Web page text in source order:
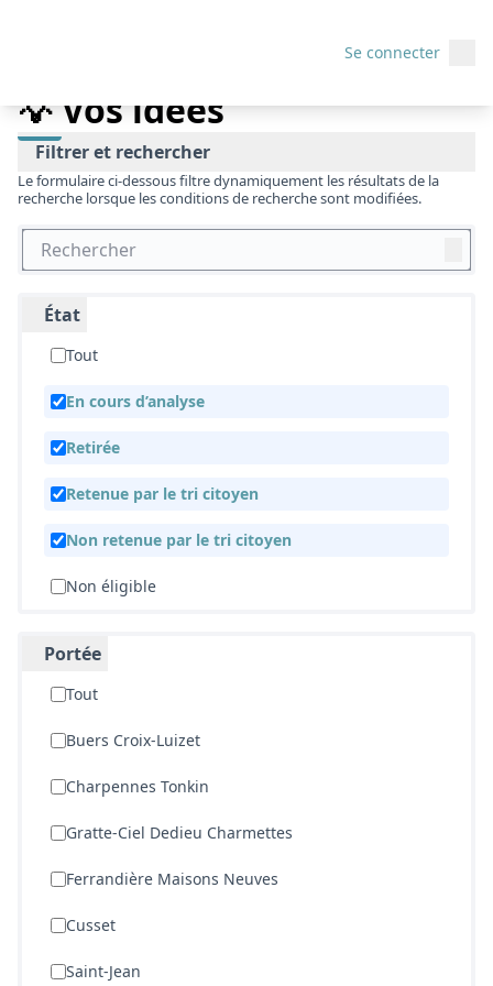
Se connecter
💡 Vos idées
Filtrer et rechercher
Le formulaire ci-dessous filtre dynamiquement les résultats de la
recherche lorsque les conditions de recherche sont modifiées.
État
Tout
En cours d’analyse
Retirée
Retenue par le tri citoyen
Non retenue par le tri citoyen
Non éligible
Portée
Tout
Buers Croix-Luizet
Charpennes Tonkin
Gratte-Ciel Dedieu Charmettes
Ferrandière Maisons Neuves
Cusset
Saint-Jean